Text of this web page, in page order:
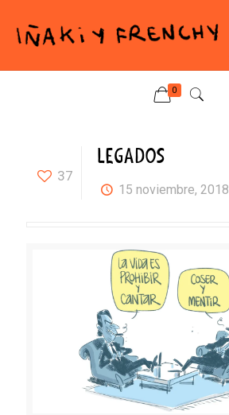
0
37
LEGADOS
15 noviembre, 2018